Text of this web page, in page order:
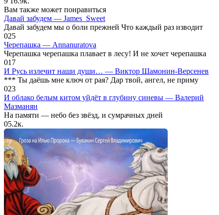
Вам также может понравиться
Давай забудем — James_Sweet
Давай забудем мы о боли прежней Что каждый раз изводит
025
Черепашка — Annanuratova
Черепашка черепашка плавает в лесу! И не хочет черепашка
017
И Русь излечит наши души… — Виктор Шамонин-Версенев
*** Ты даёшь мне ключ от рая? Дар твой, ангел, не приму
023
И облако белым китом уйдёт в глубину синевы — Валерий
Мазманян
На памяти — небо без звёзд, и сумрачных дней
05.2к.